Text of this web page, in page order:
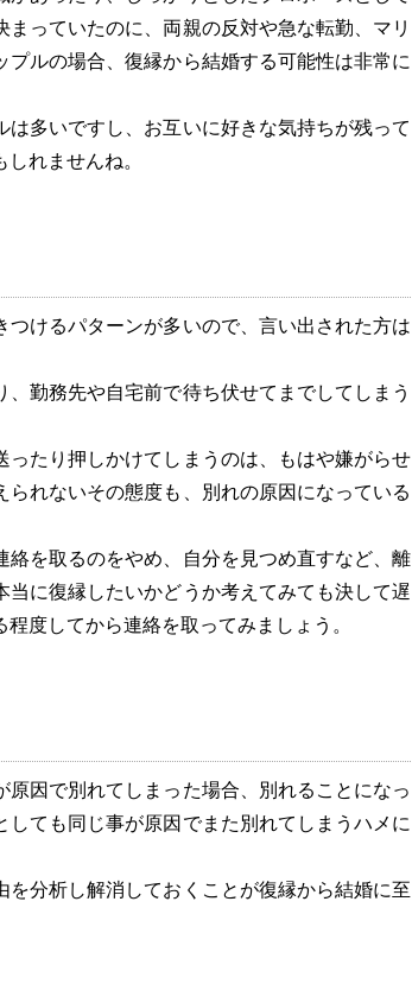
っていたのに、両親の反対や急な転勤、マリ
ルの場合、復縁から結婚する可能性は非常に
多いですし、お互いに好きな気持ちが残って
れませんね。
けるパターンが多いので、言い出された方は
勤務先や自宅前で待ち伏せてまでしてしまう
たり押しかけてしまうのは、もはや嫌がらせ
れないその態度も、別れの原因になっている
を取るのをやめ、自分を見つめ直すなど、離
に復縁したいかどうか考えてみても決して遅
度してから連絡を取ってみましょう。
因で別れてしまった場合、別れることになっ
ても同じ事が原因でまた別れてしまうハメに
分析し解消しておくことが復縁から結婚に至